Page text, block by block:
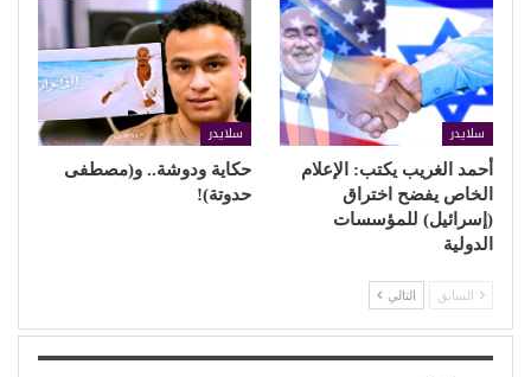
سلايدر
أحمد الغريب يكتب: الإعلام
الخاص يفضح اختراق
(إسرائيل) للمؤسسات
الدولية
سلايدر
حكاية ودوشة.. و(مصطفى
حدوتة)!
السابق التالي